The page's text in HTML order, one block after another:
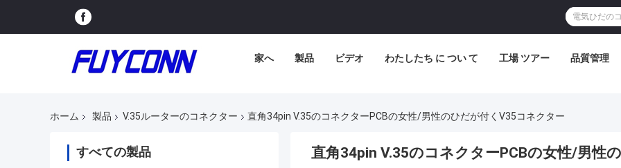
家へ 製品 ビデオ わたしたち に つい て 工場 ツアー 品質管理
ホーム 製品 V.35ルーターのコネクター 直角34pin V.35のコネクターPCBの女性/男性のひだが付くV35コネクター
すべての製品 直角34pin V.35のコネクターPCBの女性/男性